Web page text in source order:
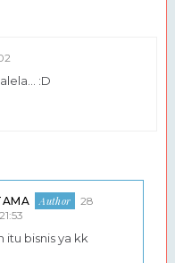
:D
28
itu bisnis ya kk